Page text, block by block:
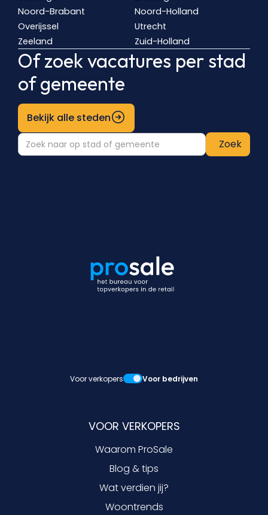
Noord-Brabant
Noord-Holland
Overijssel
Utrecht
Zeeland
Zuid-Holland
Of zoek vacatures per stad
of gemeente
Bekijk alle steden
Voor verkopers Voor bedrijven
VOOR VERKOPERS
Waarom ProSale
Blog & tips
Wat verdien jij?
Woontrends